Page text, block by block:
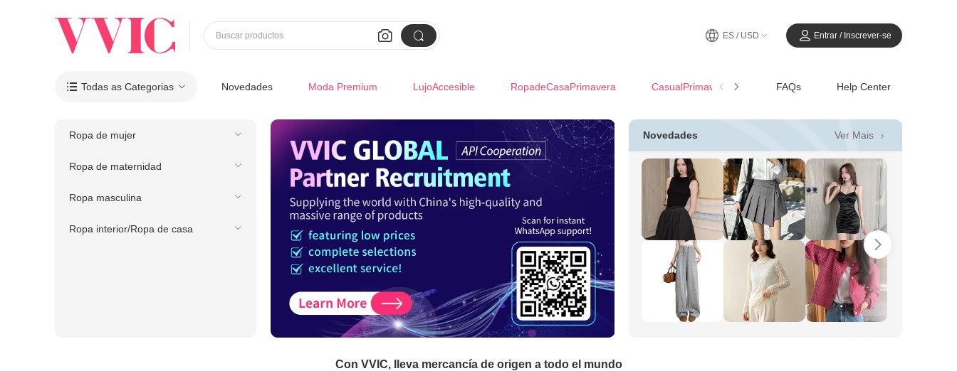
 
Buscar productos ES / USD Entrar / Inscrever-se
 Todas as Categorias Novedades Moda Premium LujoAccesible RopadeCasaPrimavera CasualPrimavera-Verano FAQs Help Center
Ropa de mujer
Ropa de maternidad
Ropa masculina
Ropa interior/Ropa de casa
Novedades Ver Mais 
Con VVIC, lleva mercancía de origen a todo el mundo